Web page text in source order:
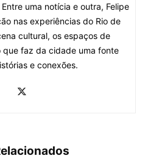
uma notícia e outra, Felipe
nas experiências do Rio de
cultural, os espaços de
faz da cidade uma fonte
e conexões.